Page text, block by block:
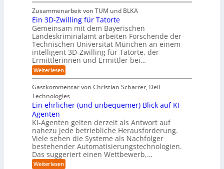
F
o
r
m
w
a
y
s
b
e
i
-
e
u
r
o
p
ä
c
h
n
R
o
u
t
u
n
g
e
s
a
u
b
e
r
e
D
a
e
n
K
I
P
r
o
j
e
k
t
p
o
t
:
S
i
n
k
e
n
d
e
C
y
e
r
r
i
s
i
k
n
z
w
e
i
t
e
s
L
e
e
n
f
I
n
d
u
s
t
Zusammenarbeit von TUM und BLKA
Ein 3D-Zwilling für Tatorte
Gemeinsam mit dem Bayerischen
Landeskriminalamt arbeiten Forschende der
Technischen Universität München an einem
intelligent 3D-Zwilling für Tatorte, der
Ermittlerinnen und Ermittler bei…
Weiterlesen:
E
n
3
D
w
i
l
l
i
n
g
Gastkommentar von Christian Scharrer, Dell
Technologies
Ein ehrlicher (und unbequemer) Blick auf KI-
Agenten
KI-Agenten gelten derzeit als Antwort auf
nahezu jede betriebliche Herausforderung.
Viele sehen die Systeme als Nachfolger
bestehender Automatisierungstechnologien.
Das suggeriert einen Wettbewerb,…
Weiterlesen: